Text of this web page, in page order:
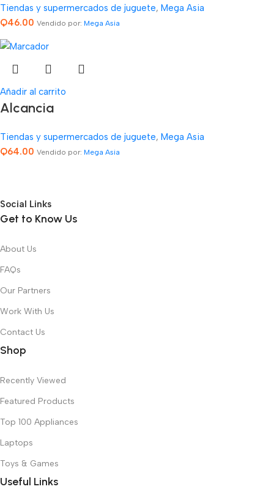
Tiendas y supermercados de juguete, Mega Asia
Q46.00 Vendido por: Mega Asia
Añadir al carrito
Alcancia
Tiendas y supermercados de juguete, Mega Asia
Q64.00 Vendido por: Mega Asia
Social Links
Get to Know Us
About Us
FAQs
Our Partners
Work With Us
Contact Us
Shop
Recently Viewed
Featured Products
Top 100 Appliances
Laptops
Toys & Games
Useful Links